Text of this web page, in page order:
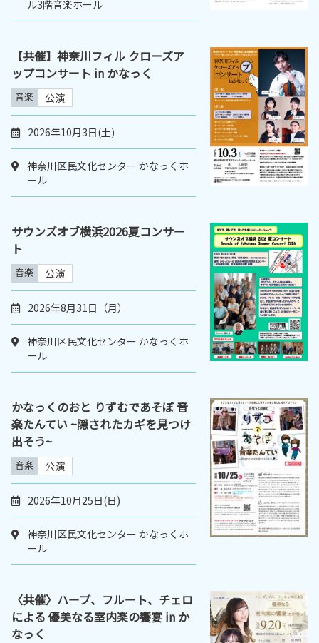
ル3階音楽ホール
【共催】神奈川フィル クローズア
ップコンサート in かなっく
音楽 公演
2026年10月3日(土)
神奈川区民文化センター かなっくホ
ール
サウンズオブ横浜2026夏コンサー
ト
音楽 公演
2026年8月31日（月）
神奈川区民文化センター かなっくホ
ール
かなっくのおと りずむであそぼ 音
楽たんてい ~隠されたカギを見つけ
出そう~
音楽 公演
2026年10月25日(日)
神奈川区民文化センター かなっくホ
ール
〈共催〉ハープ、フルート、チェロ
による 優美なる室内楽の饗宴 in か
なっく